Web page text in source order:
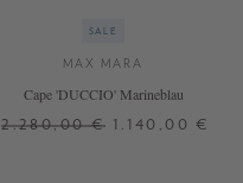
SALE
MAX MARA
Cape 'DUCCIO' Marineblau
2.280,00 € 1.140,00 €